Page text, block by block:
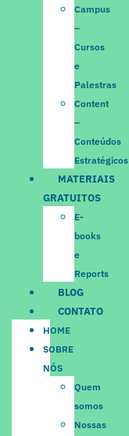
Campus
–
Cursos
e
Palestras
Content
–
Conteúdos
Estratégicos
MATERIAIS
GRATUITOS
E-
books
e
Reports
BLOG
CONTATO
HOME
SOBRE
NÓS
Quem
somos
Nossas